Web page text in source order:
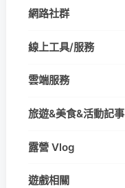
網路社群
線上工具/服務
雲端服務
旅遊&美食&活動記事
露營 Vlog
遊戲相關